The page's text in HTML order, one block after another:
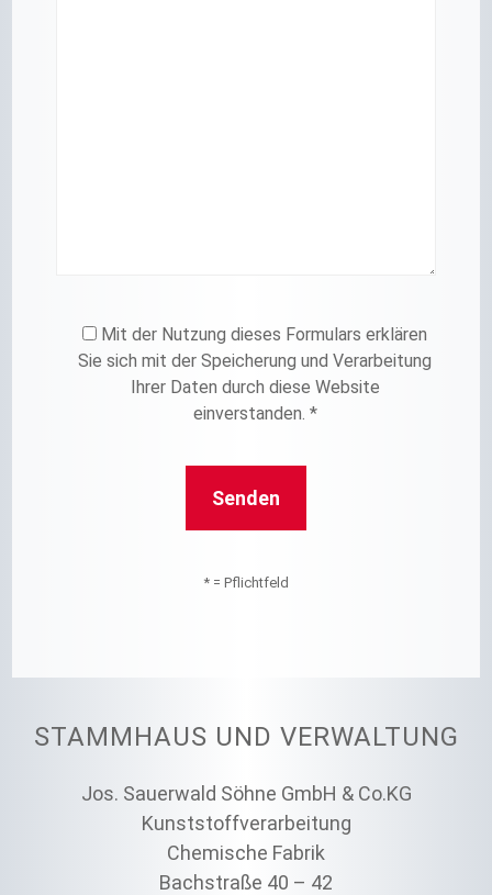
Mit der Nutzung dieses Formulars erklären
Sie sich mit der Speicherung und Verarbeitung
Ihrer Daten durch diese Website
einverstanden. *
* = Pflichtfeld
STAMMHAUS UND VERWALTUNG
Jos. Sauerwald Söhne GmbH & Co.KG
Kunststoffverarbeitung
Chemische Fabrik
Bachstraße 40 – 42